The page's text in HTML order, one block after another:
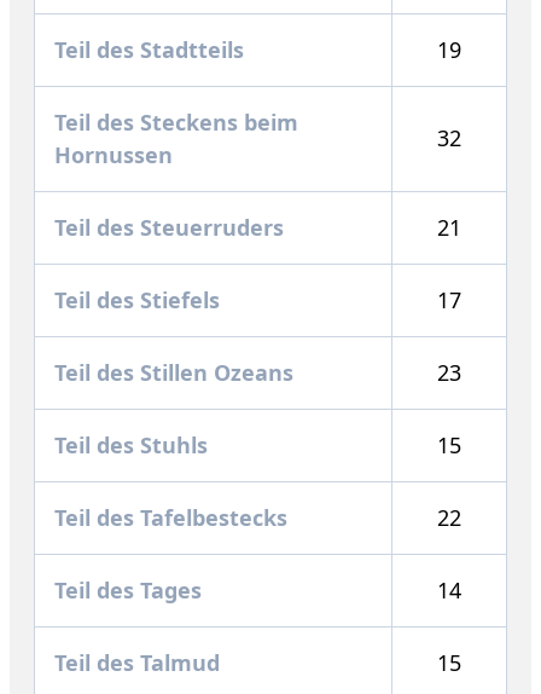
Teil des Stadtteils 19
Teil des Steckens beim
Hornussen
32
Teil des Steuerruders 21
Teil des Stiefels 17
Teil des Stillen Ozeans 23
Teil des Stuhls 15
Teil des Tafelbestecks 22
Teil des Tages 14
Teil des Talmud 15